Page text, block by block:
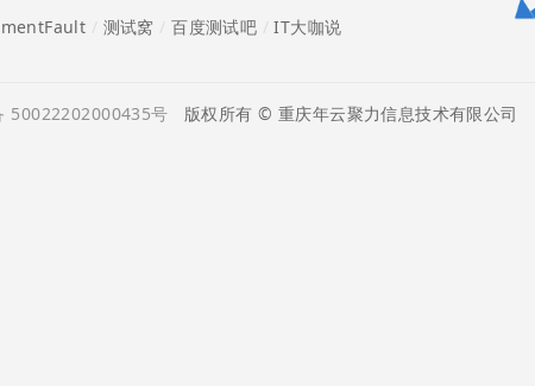
测试窝 /百度测试吧 /IT大咖说
50022202000435号 版权所有 © 重庆年云聚力信息技术有限公司